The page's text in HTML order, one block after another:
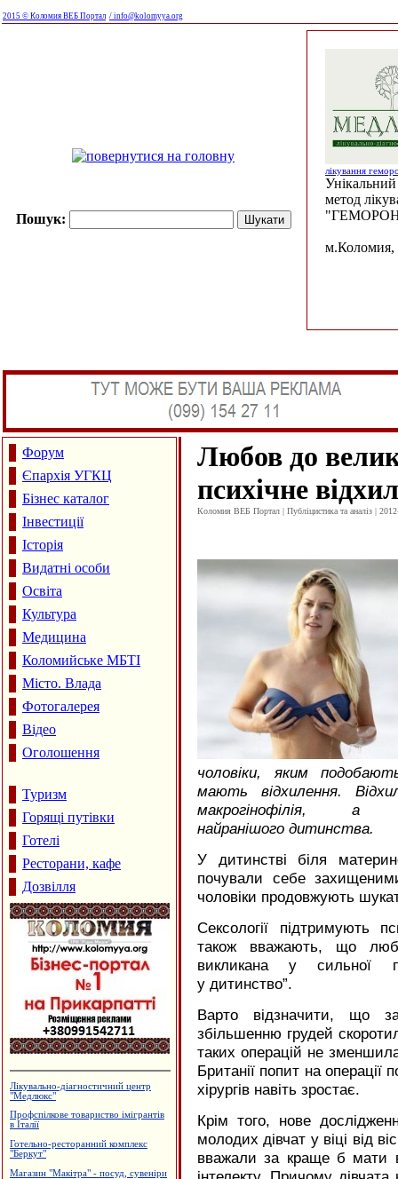
2015 © Коломия ВЕБ Портал / info@kolomyya.org
Пошук:
лікування
Унікальний
метод
м.Коломия,
Форум
Єпархія УГКЦ
Бізнес каталог
Інвестиції
Історія
Видатні особи
Освіта
Культура
Медицина
Коломийське МБТІ
Місто. Влада
Фотогалерея
Відео
Оголошення
Туризм
Горящі путівки
Готелі
Ресторани, кафе
Дозвілля
Лікувально-діагностичний центр
"Медлюкс"
Профспілкове товариство імігрантів
в Італії
Готельно-ресторанний комплекс
"Беркут"
Магазин "Макітра" - посуд, сувеніри
Любов до
психічне
Коломия ВЕБ Портал | Публіцистика та аналіз |
чоловіки, яким
мають відхилення.
макрогінофілія,
найранішого дитинства.
У дитинстві біля
почували себе
чоловіки продовжують
Сексології підтримують
також вважають, що
викликана у сильної
у дитинство”.
Варто відзначити, що
збільшенню грудей
таких операцій не
Британії попит на
хірургів навіть зростає.
Крім того, нове
молодих дівчат у віці від
вважали за краще б мати